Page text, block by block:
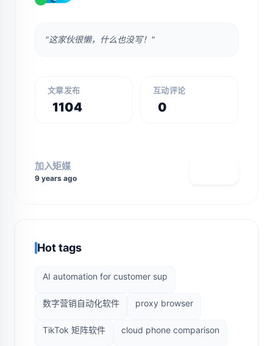
"这家伙很懒，什么也没写！"
文章发布
1104
互动评论
0
加入矩媒
9 years ago
Hot tags
AI automation for customer sup
数字营销自动化软件 proxy browser
TikTok 矩阵软件 cloud phone comparison